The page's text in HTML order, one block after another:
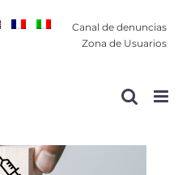
Canal de denuncias
Zona de Usuarios